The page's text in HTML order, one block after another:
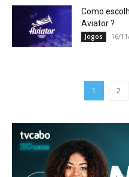
Como
Aviator ?
Jogos 16/
1 2